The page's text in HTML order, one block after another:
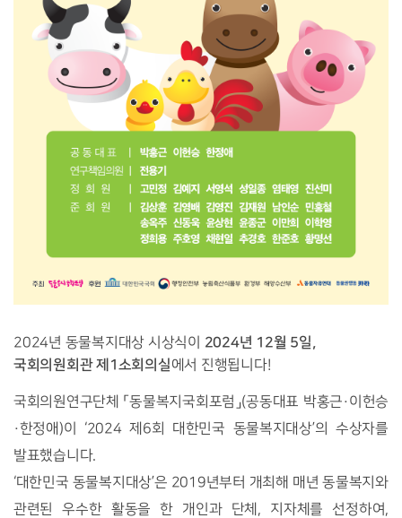
2024년 동물복지대상 시상식이 2024년 12월 5일,
국회의원회관 제1소회의실에서 진행됩니다!
국회의원연구단체 「동물복지국회포럼」(공동대표 박홍근·이헌승
·한정애)이 ‘2024 제6회 대한민국 동물복지대상’의 수상자를
발표했습니다.
‘대한민국 동물복지대상’은 2019년부터 개최해 매년 동물복지와
관련된 우수한 활동을 한 개인과 단체, 지자체를 선정하여,